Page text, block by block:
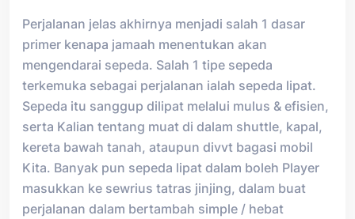
Perjalanan jelas akhirnya menjadi salah 1 dasar
primer kenapa jamaah menentukan akan
mengendarai sepeda. Salah 1 tipe sepeda
terkemuka sebagai perjalanan ialah sepeda lipat.
Sepeda itu sanggup dilipat melalui mulus & efisien,
serta Kalian tentang muat di dalam shuttle, kapal,
kereta bawah tanah, ataupun divvt bagasi mobil
Kita. Banyak pun sepeda lipat dalam boleh Player
masukkan ke sewrius tatras jinjing, dalam buat
perjalanan dalam bertambah simple / hebat